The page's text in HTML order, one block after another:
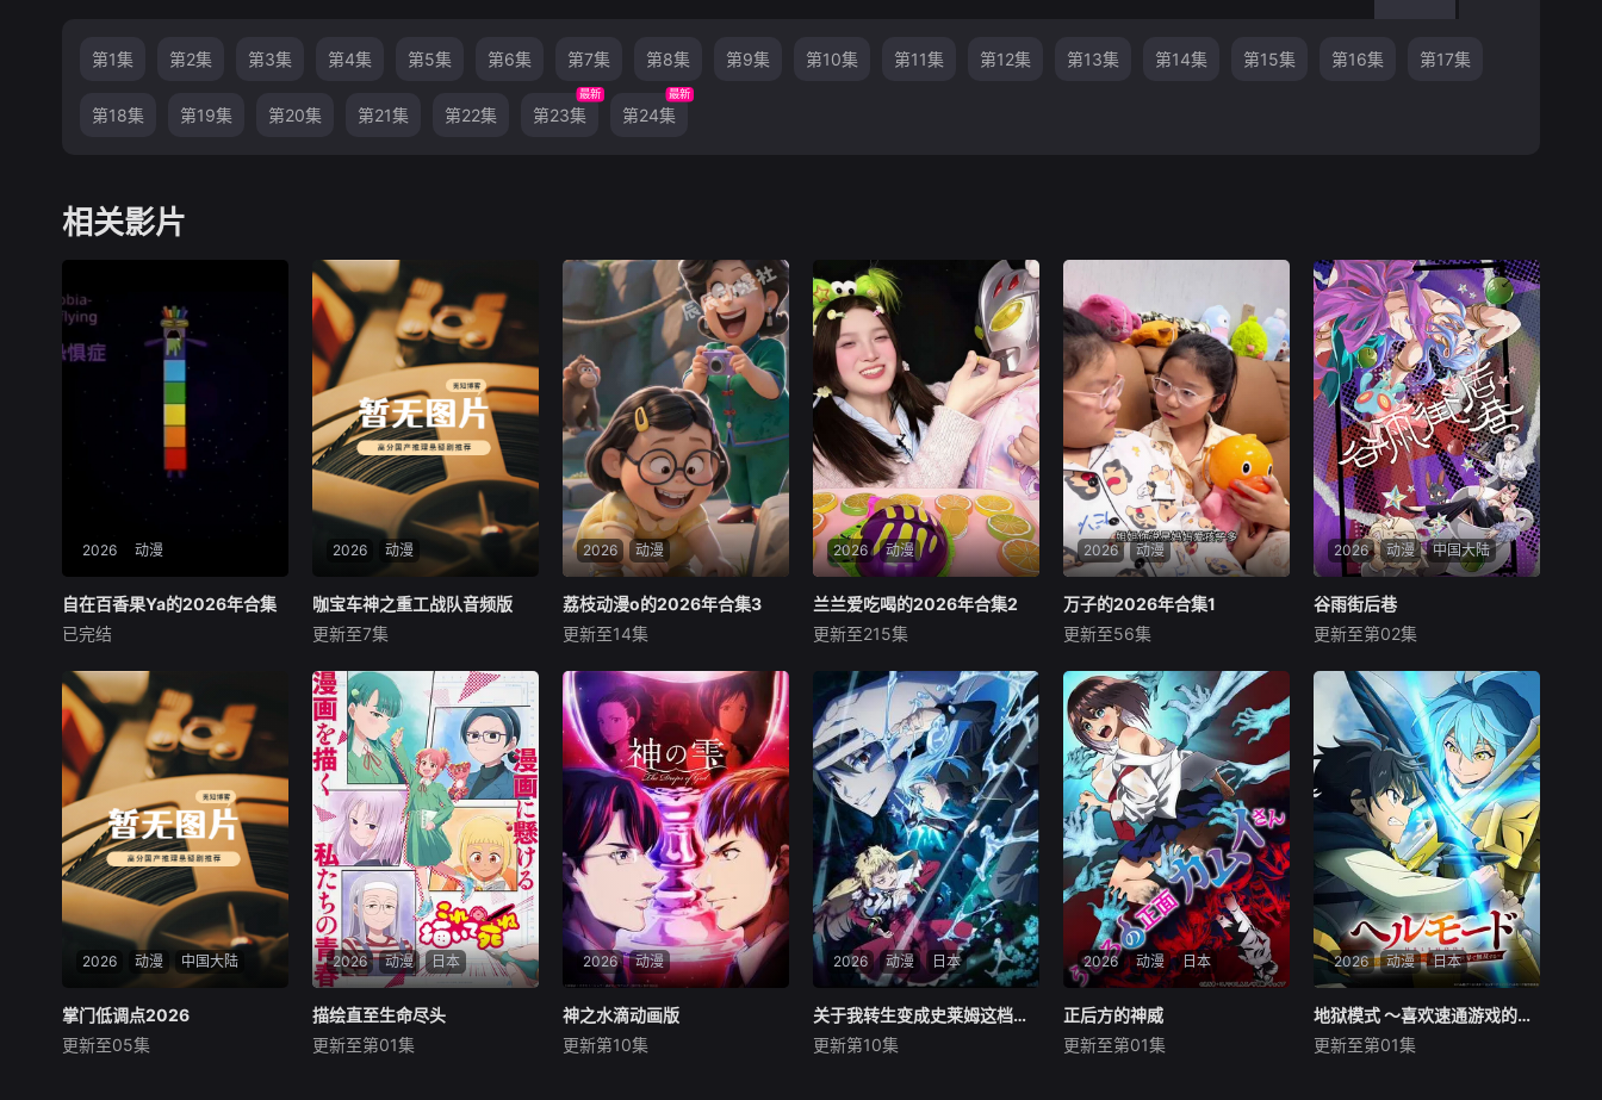
第1集 第2集 第3集 第4集 第5集 第6集 第7集 第8集 第9集 第10集 第11集 第12集 第13集 第14集 第15集 第16集 第17集
第18集 第19集 第20集 第21集 第22集 第23集
最新
第24集
最新
相关影片
2026 动漫
自在百香果Ya的2026年合集
未知
暂无内容
自在百香果Ya的2026年合集
已完结
2026 动漫
咖宝车神之重工战队音频版
未知
【该节目为音频】平凡的小学
生田小咖有着跟大多数男孩非
常相似的经历。由于父母忙于
工作、无暇陪伴，小咖发现了
神奇的朋友咖宝车神。咖宝车
神是来自未来的秘密朋友，他
们有着日常生活中常见的汽车
形态，又能在需要时变身成机
器人，陪伴小咖度过有趣又难
忘的每一天，又时常保护着小
咖和他的家人朋友，帮助小咖
解决各种各样的难题。
咖宝车神之重工战队音频版
更新至7集
2026 动漫
荔枝动漫o的2026年合集3
未知
暂无内容
荔枝动漫o的2026年合集3
更新至14集
2026 动漫
兰兰爱吃喝的2026年合集2
未知
暂无内容
兰兰爱吃喝的2026年合集2
更新至215集
2026 动漫
万⁣子的2026年合集1
未知
暂无内容
万⁣子的2026年合集1
更新至56集
2026 动漫 中国大陆
谷雨街后巷
未知
在时空的交错点开着一间酒馆
——谷雨街后巷。无论城市的
角落，还是繁星坠落的荒漠，
穿过现实的迷宫，欢迎光临
“谷雨街后巷”。在这有着无尽
时间的酒馆里，点杯梦，邂逅
形形色色的客人吧。看水豚系
少年小默剥开执念的
谷雨街后巷
更新至第02集
2026 动漫 中国大陆
掌门低调点2026
宁冀荣 子兮
掌门低调点2026
更新至05集
2026 动漫 日本
描绘直至生命尽头
关根明良
描绘直至生命尽头
更新至第01集
2026 动漫
神之水滴动画版
龟梨和也
神之水滴动画版
更新第10集
2026 动漫 日本
关于我转生变成史莱姆这档事第四季
冈咲美保
关于我转生变成史莱姆这档事第四季
更新第10集
2026 动漫 日本
正后方的神威
杉田智和
正后方的神威
更新至第01集
2026 动漫 日本
地狱模式 ～喜欢速通游戏的玩家在废设定异世界无双～ 第二季
田村睦心
地狱模式 ～喜欢速通游戏的玩家在废设定异世界无双～ 第二季
更新至第01集